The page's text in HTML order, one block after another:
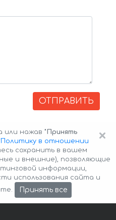
ОТПРАВИТЬ
Аренда Cookie Policy
×
или нажав "Принять
в отношении
сохранить в вашем
и внешние), позволяющие
информации,
использования сайта и
Принять все